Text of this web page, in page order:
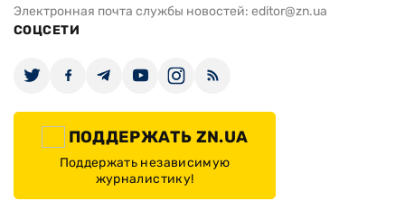
Электронная почта службы новостей: editor@zn.ua
СОЦСЕТИ
ПОДДЕРЖАТЬ ZN.UA
Поддержать независимую
журналистику!